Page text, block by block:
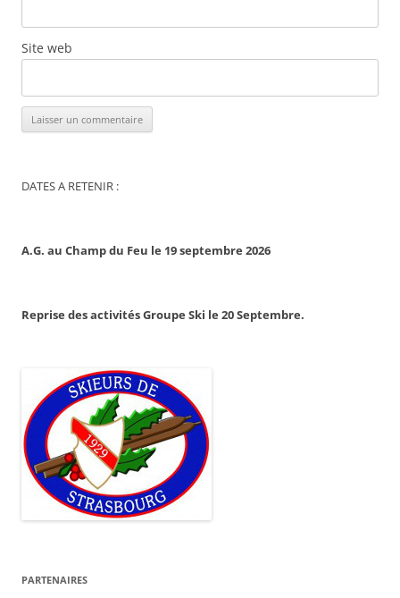
Site web
DATES A RETENIR :
A.G. au Champ du Feu le 19 septembre 2026
Reprise des activités Groupe Ski le 20 Septembre.
PARTENAIRES